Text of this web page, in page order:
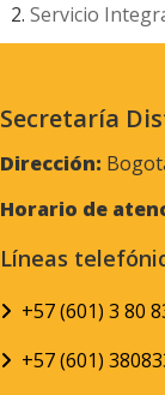
Servicio
Secretaría
Dirección:
Horario de
Líneas
+57 (601) 3 80
+57 (601)